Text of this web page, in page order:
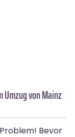
von Mainz
Bevor